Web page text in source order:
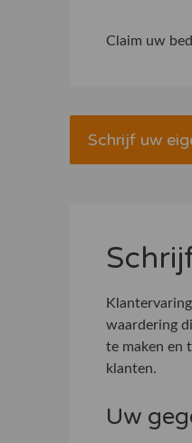
Claim uw
Schrijf uw
waardering
te maken en
klanten.
Uw